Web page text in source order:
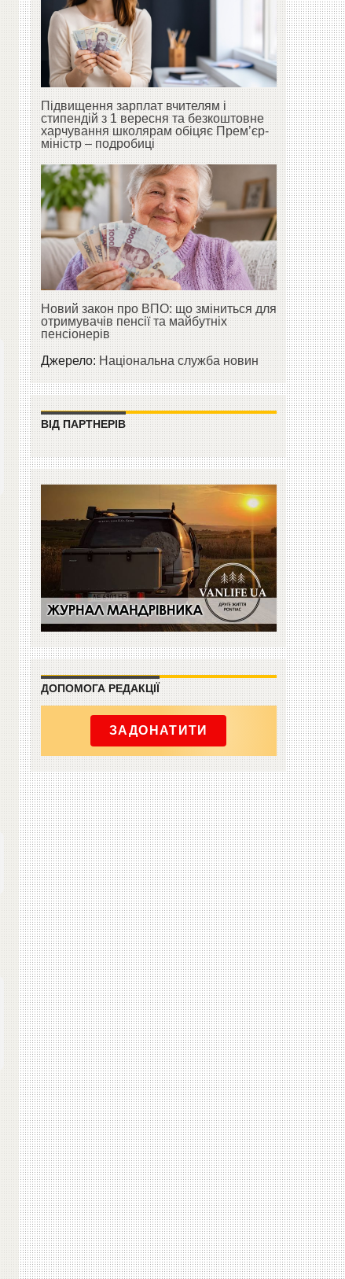
Підвищення зарплат вчителям і
стипендій з 1 вересня та безкоштовне
харчування школярам обіцяє Прем’єр-
міністр – подробиці
Новий закон про ВПО: що зміниться для
отримувачів пенсії та майбутніх
пенсіонерів
Джерело:Національна служба новин
ВІД ПАРТНЕРІВ
ДОПОМОГА РЕДАКЦІЇ
ЗАДОНАТИТИ